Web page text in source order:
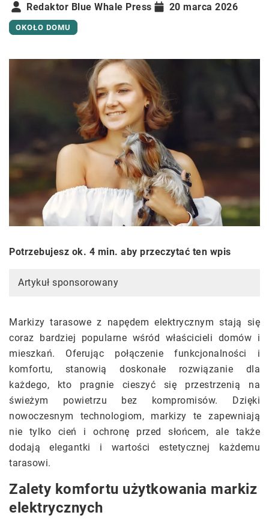
Redaktor Blue Whale Press 20 marca 2026
OKOŁO DOMU
Potrzebujesz ok. 4 min. aby przeczytać ten wpis
Artykuł sponsorowany
Markizy tarasowe z napędem elektrycznym stają się
coraz bardziej popularne wśród właścicieli domów i
mieszkań. Oferując połączenie funkcjonalności i
komfortu, stanowią doskonałe rozwiązanie dla
każdego, kto pragnie cieszyć się przestrzenią na
świeżym powietrzu bez kompromisów. Dzięki
nowoczesnym technologiom, markizy te zapewniają
nie tylko cień i ochronę przed słońcem, ale także
dodają elegantki i wartości estetycznej każdemu
tarasowi.
Zalety komfortu użytkowania markiz
elektrycznych